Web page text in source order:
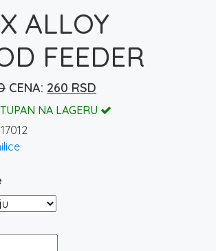
ALLOY
FEEDER
Originalna
cena
je
bila:
260 RSD
cena
NA LAGERU
17012